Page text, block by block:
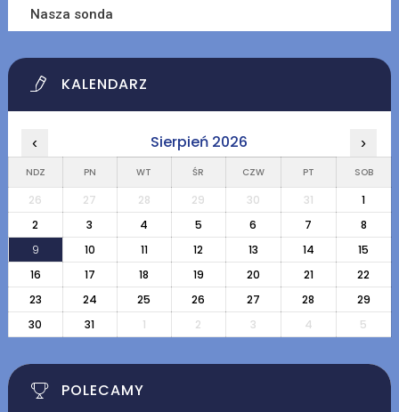
Nasza sonda
KALENDARZ
‹ Sierpień 2026 ›
NDZ PN WT ŚR CZW PT SOB
26 27 28 29 30 31
1
2
3 4 5 6 7
8
9
10 11 12 13 14
15
16
17 18 19 20 21
22
23
24 25 26 27 28
29
30
31 1 2 3 4 5
POLECAMY